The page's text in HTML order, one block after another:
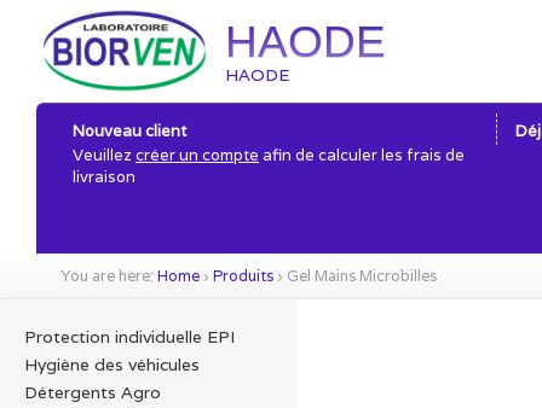
HAODE
HAODE
Nouveau client
Veuillez créer un compte afin de calculer les frais de
livraison
You are here: Home › Produits › Gel Mains Microbilles
Protection individuelle EPI
Hygiène des véhicules
Détergents Agro